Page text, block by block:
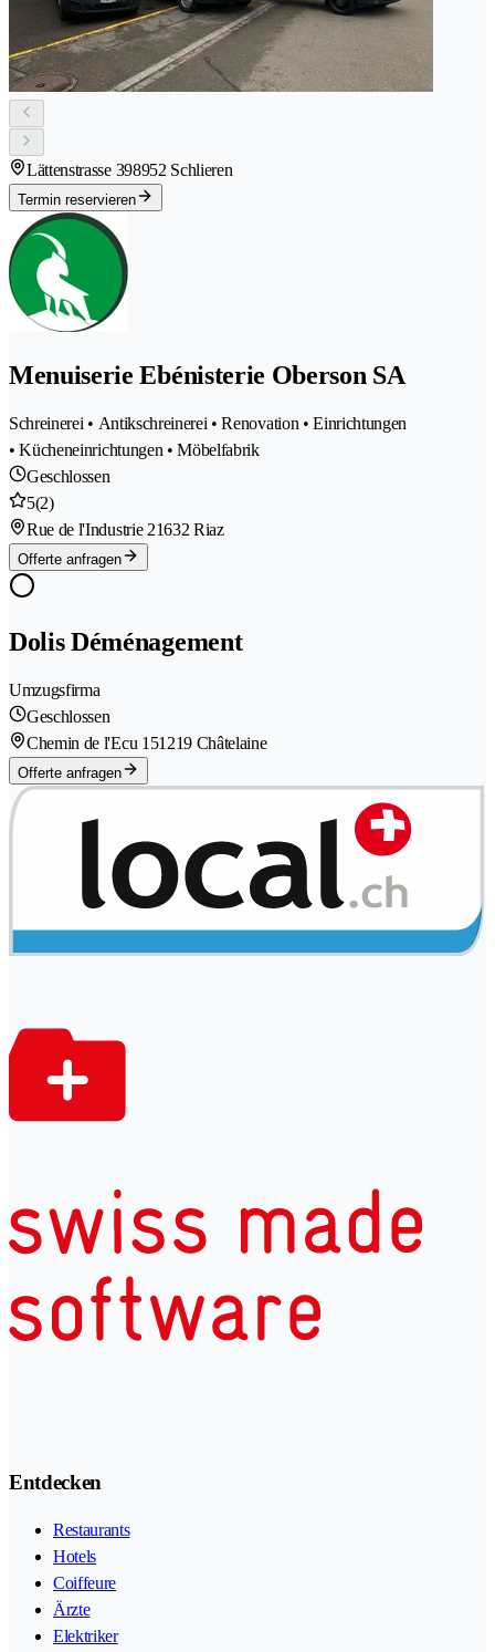
Lättenstrasse 398952 Schlieren
Termin reservieren
Menuiserie Ebénisterie Oberson SA
Schreinerei • Antikschreinerei • Renovation • Einrichtungen
• Kücheneinrichtungen • Möbelfabrik
Geschlossen
5(2)
Rue de l'Industrie 21632 Riaz
Offerte anfragen
Dolis Déménagement
Umzugsfirma
Geschlossen
Chemin de l'Ecu 151219 Châtelaine
Offerte anfragen
Entdecken
Restaurants
Hotels
Coiffeure
Ärzte
Elektriker